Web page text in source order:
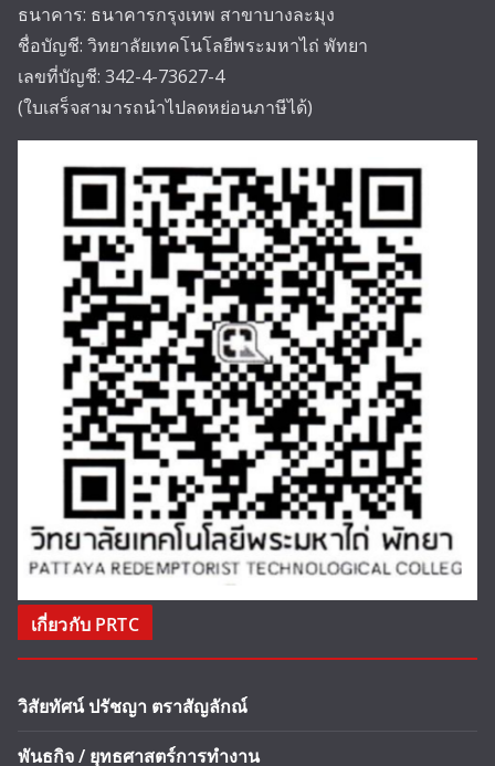
ธนาคาร: ธนาคารกรุงเทพ สาขาบางละมุง
ชื่อบัญชี: วิทยาลัยเทคโนโลยีพระมหาไถ่ พัทยา
เลขที่บัญชี: 342-4-73627-4
(ใบเสร็จสามารถนำไปลดหย่อนภาษีได้)
เกี่ยวกับ PRTC
วิสัยทัศน์ ปรัชญา ตราสัญลักณ์
พันธกิจ / ยุทธศาสตร์การทำงาน